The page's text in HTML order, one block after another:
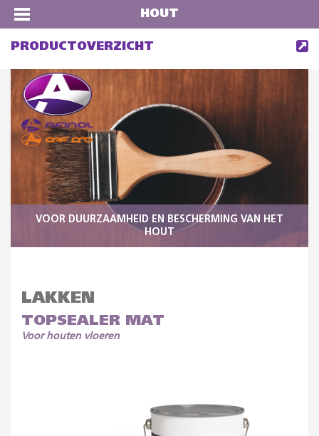
HOUT
PRODUCTOVERZICHT
VOOR DUURZAAMHEID EN BESCHERMING VAN HET
HOUT
LAKKEN
TOPSEALER MAT
Voor houten vloeren